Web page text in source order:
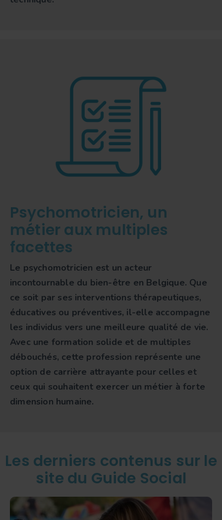
Psychomotricien, un
métier aux multiples
facettes
Le psychomotricien est un acteur
incontournable du bien-être en Belgique. Que
ce soit par ses interventions thérapeutiques,
éducatives ou préventives, il-elle accompagne
les individus vers une meilleure qualité de vie.
Avec une formation solide et de multiples
débouchés, cette profession représente une
option de carrière attrayante pour celles et
ceux qui souhaitent exercer un métier à forte
dimension humaine.
Les derniers contenus sur le
site du Guide Social